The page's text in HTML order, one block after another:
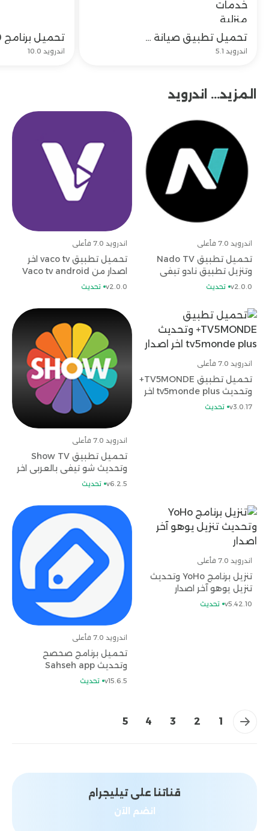
تحميل تطبيق صيانة مكيفات وتحديث بيتك B8ak خدمات منزلية مجانا
اندرويد 5.1 اندرويد 10.0
المزيد... اندرويد
تحميل تطبيق Nado TV
وتنزيل تطبيق نادو تيفي
للاندرويد اخر اصدار
اندرويد 7.0 فأعلى
v2.0.0 تحديث
تحميل تطبيق vaco tv اخر
اصدار من Vaco tv android
للاندرويد
اندرويد 7.0 فأعلى
v2.0.0 تحديث
تحميل تطبيق TV5MONDE+
وتحديث tv5monde plus اخر
اصدار
اندرويد 7.0 فأعلى
v3.0.17 تحديث
تحميل تطبيق Show TV
وتحديث شو تيفي بالعربي اخر
اصدار
اندرويد 7.0 فأعلى
v6.2.5 تحديث
تنزيل برنامج YoHo وتحديث
تنزيل يوهو آخر اصدار
اندرويد 7.0 فأعلى
v5.42.10 تحديث
تحميل برنامج صحصح
وتحديث Sahseh app
للموبايل اخر اصدار
اندرويد 7.0 فأعلى
v15.6.5 تحديث
→
1
2
3
4
5
قناتنا على تيليجرام
انضم الآن